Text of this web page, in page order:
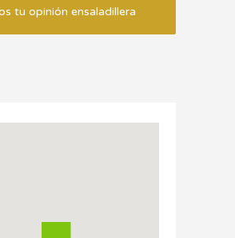
tu opinión ensaladillera